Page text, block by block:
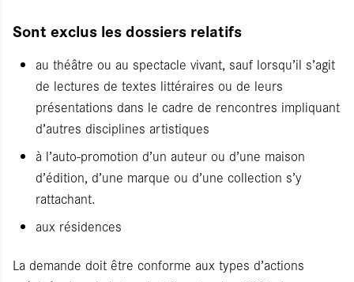
Sont exclus les dossiers relatifs
au théâtre ou au spectacle vivant, sauf lorsqu’il s’agit
de lectures de textes littéraires ou de leurs
présentations dans le cadre de rencontres impliquant
d’autres disciplines artistiques
à l’auto-promotion d’un auteur ou d’une maison
d’édition, d’une marque ou d’une collection s’y
rattachant.
aux résidences
La demande doit être conforme aux types d’actions